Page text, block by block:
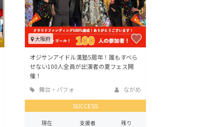
大阪府
オジサンアイドル漢塾5周年！誰もすべら
せない100人全員が出演者の夏フェス開
催！
舞台・パフォ
ーマンス
ながめ
SUCCESS
現在 支援者 残り